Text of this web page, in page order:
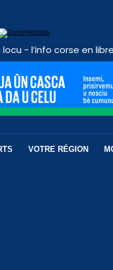
locu - l’info corse en
VOTRE RÉGION